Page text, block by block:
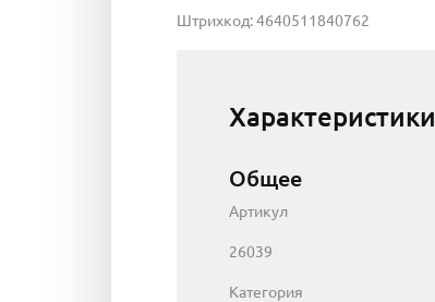
Штрихкод: 4640511840762
Характеристики
Общее
Артикул
26039
Категория